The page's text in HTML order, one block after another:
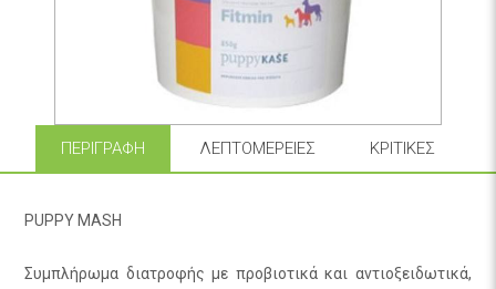
ΠΕΡΙΓΡΑΦΉ ΛΕΠΤΟΜΈΡΕΙΕΣ ΚΡΙΤΙΚΈΣ
PUPPY MASH
Συμπλήρωμα διατροφής με προβιοτικά και αντιοξειδωτικά,